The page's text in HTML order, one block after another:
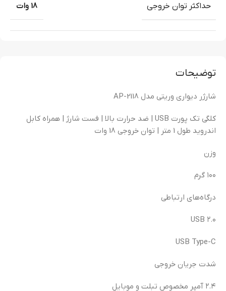
توضیحات
شارژر دیواری وریتی مدل AP-2118
کلگی تک پورت USB | ضد حرارت بالا | فست شارژ | همراه کابل
اندروید طول 1 متر | توان خروجی 18 وات
وزن
۱۰۰ گرم
درگاه‌های ارتباطی
USB ۲.۰
USB Type-C
شدت جریان خروجی
۲.۴ آمپر مخصوص تبلت و موبایل
حداکثر توان خروجی 18 وات